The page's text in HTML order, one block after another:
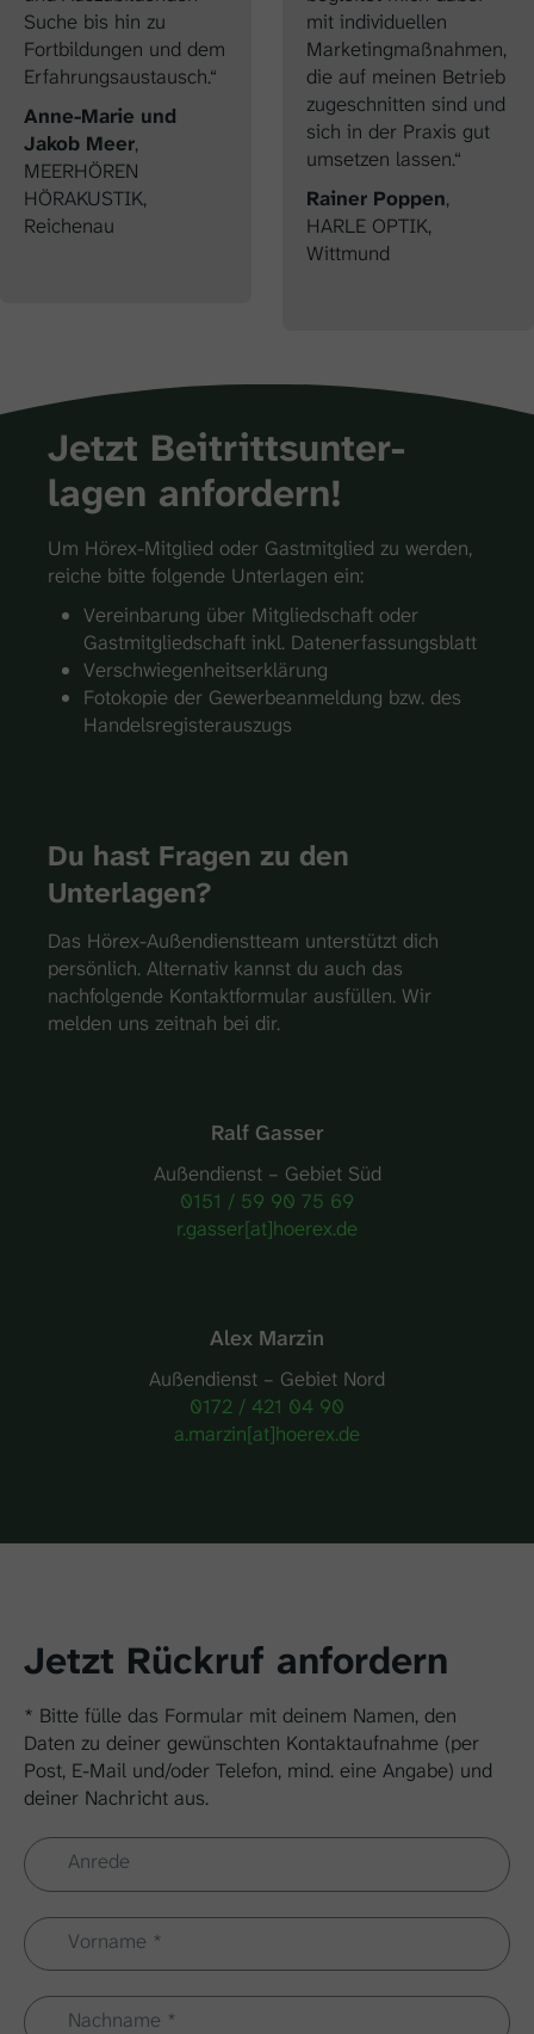
Suche bis hin zu
Fortbildungen und dem
Erfahrungsaustausch.“
Anne-Marie und
Jakob Meer,
MEERHÖREN
HÖRAKUSTIK,
Reichenau
mit individuellen
Marketingmaßnahmen,
die auf meinen Betrieb
zugeschnitten sind und
sich in der Praxis gut
umsetzen lassen.“
Rainer Poppen,
HARLE OPTIK,
Wittmund
Jetzt Bei­tritts­unter­
lagen an­for­dern!
Um Hörex-Mitglied oder Gastmitglied zu werden,
reiche bitte folgende Unterlagen ein:
Vereinbarung über Mitgliedschaft oder
Gastmitgliedschaft inkl. Datenerfassungsblatt
Verschwiegenheitserklärung
Fotokopie der Gewerbeanmeldung bzw. des
Handelsregisterauszugs
Du hast Fragen zu den
Unterlagen?
Das Hörex-Außendienstteam unterstützt dich
persönlich. Alternativ kannst du auch das
nachfolgende Kontaktformular ausfüllen. Wir
melden uns zeitnah bei dir.
Ralf Gasser
Außendienst – Gebiet Süd
0151 / 59 90 75 69
r.gasser[at]hoerex.de
Alex Marzin
Außendienst – Gebiet Nord
0172 / 421 04 90
a.marzin[at]hoerex.de
Jetzt Rückruf anfordern
* Bitte fülle das Formular mit deinem Namen, den
Daten zu deiner gewünschten Kontaktaufnahme (per
Post, E-Mail und/oder Telefon, mind. eine Angabe) und
deiner Nachricht aus.
Anrede
Vorname *
Nachname *